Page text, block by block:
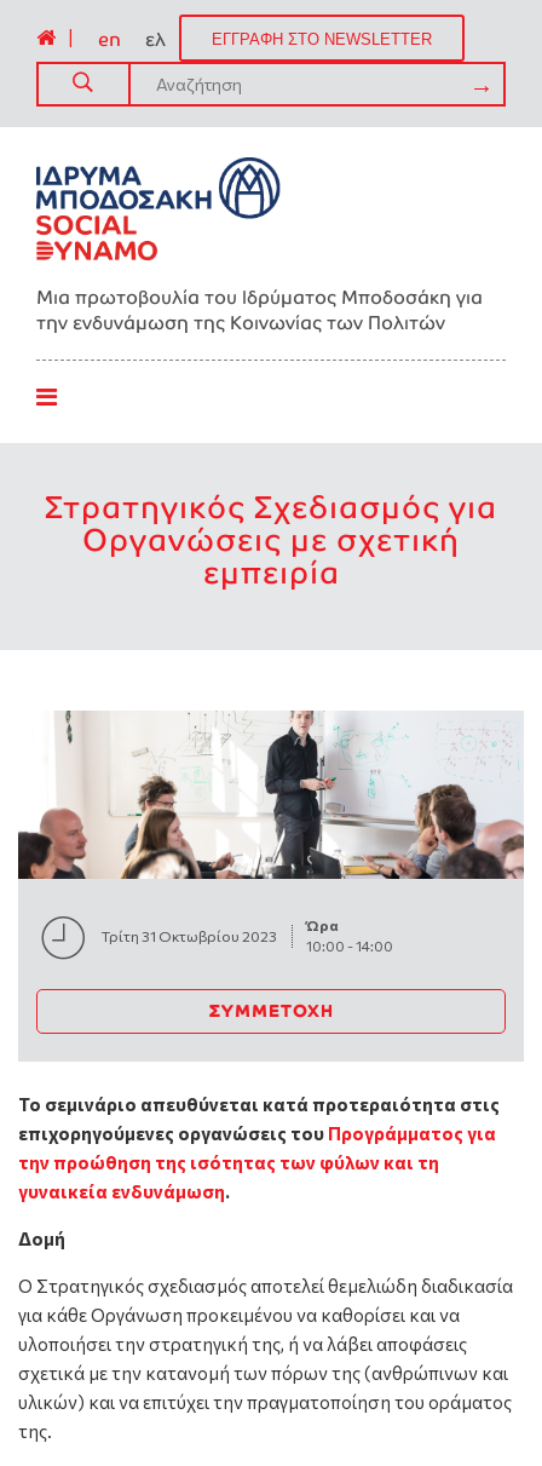
en ελ ΕΓΓΡΑΦΗ ΣΤΟ NEWSLETTER
Μια πρωτοβουλία του Ιδρύματος Μποδοσάκη για
την ενδυνάμωση της Kοινωνίας των Πολιτών
Στρατηγικός Σχεδιασμός για
Οργανώσεις με σχετική
εμπειρία
Τρίτη 31 Οκτωβρίου 2023
Ώρα
10:00 -14:00
ΣΥΜΜΕΤΟΧΉ
Το σεμινάριο απευθύνεται κατά προτεραιότητα στις
επιχορηγούμενες οργανώσεις του Προγράμματος για
την προώθηση της ισότητας των φύλων και τη
γυναικεία ενδυνάμωση.
Δομή
Ο Στρατηγικός σχεδιασμός αποτελεί θεμελιώδη διαδικασία
για κάθε Οργάνωση προκειμένου να καθορίσει και να
υλοποιήσει την στρατηγική της, ή να λάβει αποφάσεις
σχετικά με την κατανομή των πόρων της (ανθρώπινων και
υλικών) και να επιτύχει την πραγματοποίηση του οράματος
της.